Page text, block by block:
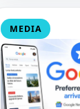
MEDIA